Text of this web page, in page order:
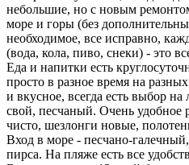
небольшие, но с новым
море и горы (без
необходимое, все исправно,
(вода, кола, пиво, снеки) - это
Еда и напитки есть
просто в разное время на
и вкусное, всегда есть выбор
свой, песчаный. Очень удобное
чисто, шезлонги новые,
Вход в море - песчано-
пирса. На пляже есть все